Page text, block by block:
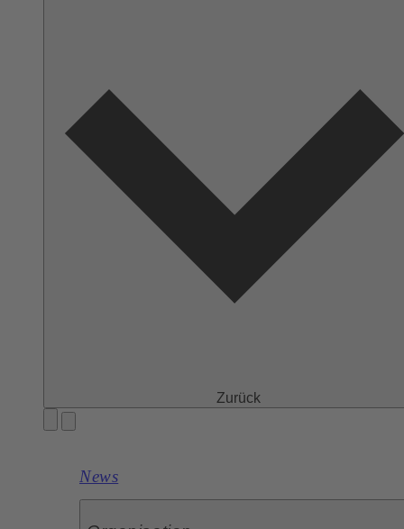
Zurück
News